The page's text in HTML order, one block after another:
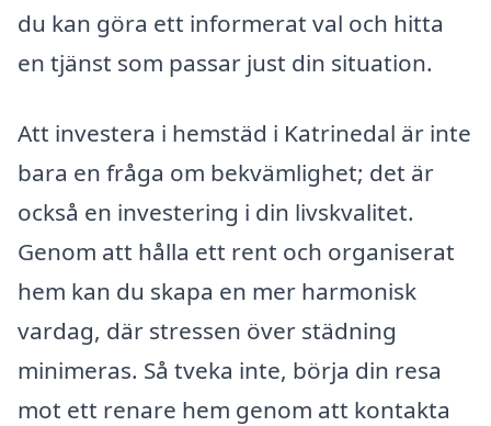
du kan göra ett informerat val och hitta
en tjänst som passar just din situation.
Att investera i hemstäd i Katrinedal är inte
bara en fråga om bekvämlighet; det är
också en investering i din livskvalitet.
Genom att hålla ett rent och organiserat
hem kan du skapa en mer harmonisk
vardag, där stressen över städning
minimeras. Så tveka inte, börja din resa
mot ett renare hem genom att kontakta